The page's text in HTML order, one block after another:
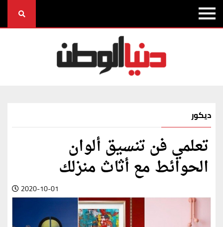
ديكور
تعلمي فن تنسيق ألوان
الحوائط مع أثاث منزلك
2020-10-01